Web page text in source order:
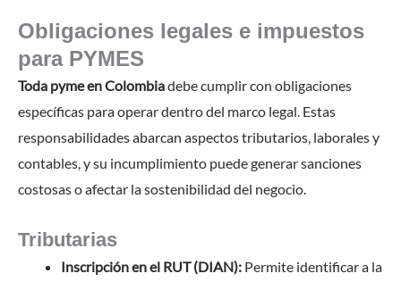
Obligaciones legales e impuestos
para PYMES
Toda pyme en Colombiadebe cumplir con obligaciones
específicas para operar dentro del marco legal. Estas
responsabilidades abarcan aspectos tributarios, laborales y
contables, y su incumplimiento puede generar sanciones
costosas o afectar la sostenibilidad del negocio.
Tributarias
Inscripción en el RUT (DIAN): Permite identificar a la